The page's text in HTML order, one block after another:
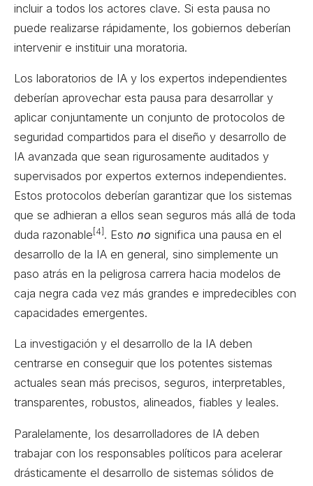
incluir a todos los actores clave. Si esta pausa no
puede realizarse rápidamente, los gobiernos deberían
intervenir e instituir una moratoria.
Los laboratorios de IA y los expertos independientes
deberían aprovechar esta pausa para desarrollar y
aplicar conjuntamente un conjunto de protocolos de
seguridad compartidos para el diseño y desarrollo de
IA avanzada que sean rigurosamente auditados y
supervisados por expertos externos independientes.
Estos protocolos deberían garantizar que los sistemas
que se adhieran a ellos sean seguros más allá de toda
duda razonable [4] . Esto no significa una pausa en el
desarrollo de la IA en general, sino simplemente un
paso atrás en la peligrosa carrera hacia modelos de
caja negra cada vez más grandes e impredecibles con
capacidades emergentes.
La investigación y el desarrollo de la IA deben
centrarse en conseguir que los potentes sistemas
actuales sean más precisos, seguros, interpretables,
transparentes, robustos, alineados, fiables y leales.
Paralelamente, los desarrolladores de IA deben
trabajar con los responsables políticos para acelerar
drásticamente el desarrollo de sistemas sólidos de